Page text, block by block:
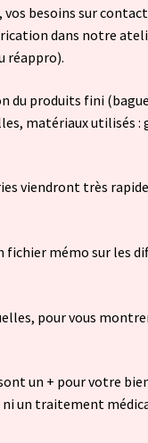
vos besoins sur
dans notre
réappro).
du produits fini
matériaux utilisés :
viendront très
fichier mémo sur les
pour vous
un + pour votre
ni un traitement